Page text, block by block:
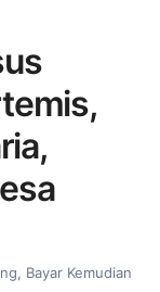
Bayar Kemudian